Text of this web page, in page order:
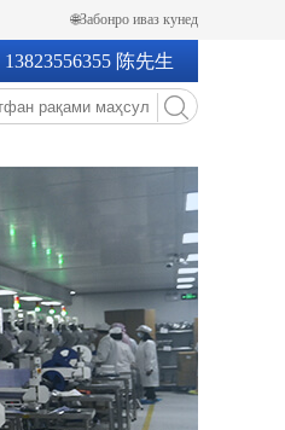
🌐Забонро иваз кунед
13823556355 陈先生